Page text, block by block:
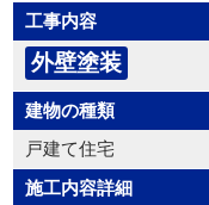
工事内容
外壁塗装
建物の種類
戸建て住宅
施工内容詳細